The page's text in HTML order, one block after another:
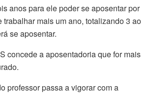
anos para ele poder se aposentar por
trabalhar mais um ano, totalizando 3 ao
se aposentar.
concede a aposentadoria que for mais
professor passa a vigorar com a